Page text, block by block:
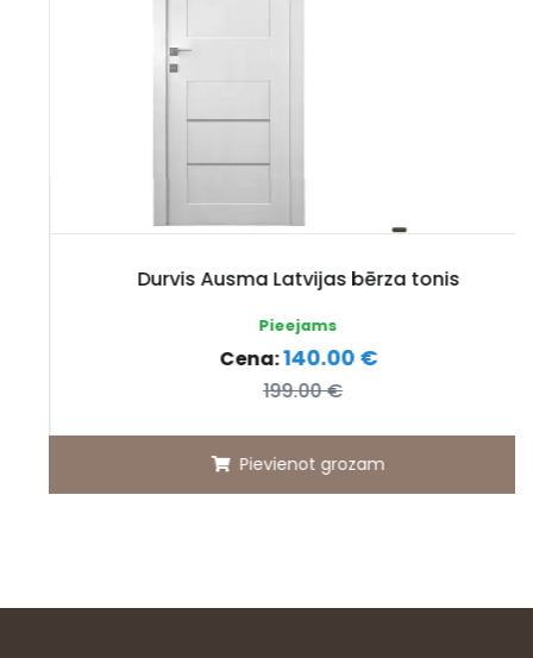
Durvis Ausma Latvijas bērza tonis
Pieejams
Cena:140.00 €
199.00 €
Pievienot grozam